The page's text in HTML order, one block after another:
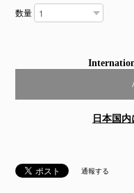
数量
日本国
通報する